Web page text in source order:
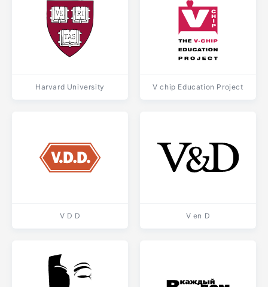
Harvard University V chip Education Project
V D D V en D